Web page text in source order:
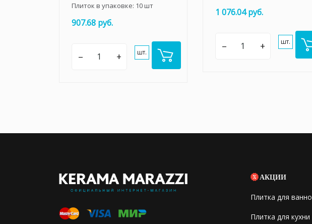
Плиток в упаковке: 10шт
907.68 руб.
– + шт.
1 076.04 руб.
– + шт.
АКЦИИ
Плитка для
Плитка для кухни